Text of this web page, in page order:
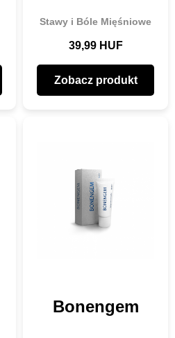
Stawy i Bóle Mięśniowe
39,99 HUF
Zobacz produkt
Bonengem